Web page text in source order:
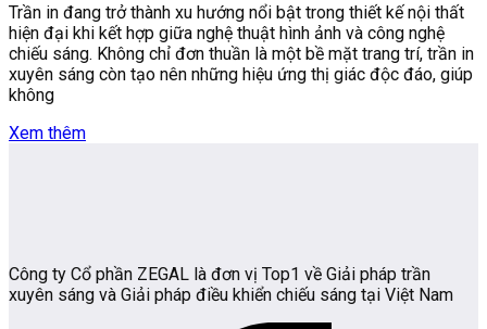
Trần in đang trở thành xu hướng nổi bật trong thiết kế nội thất
hiện đại khi kết hợp giữa nghệ thuật hình ảnh và công nghệ
chiếu sáng. Không chỉ đơn thuần là một bề mặt trang trí, trần in
xuyên sáng còn tạo nên những hiệu ứng thị giác độc đáo, giúp
không
Xem thêm
Công ty Cổ phần ZEGAL là đơn vị Top1 về Giải pháp trần
xuyên sáng và Giải pháp điều khiển chiếu sáng tại Việt Nam